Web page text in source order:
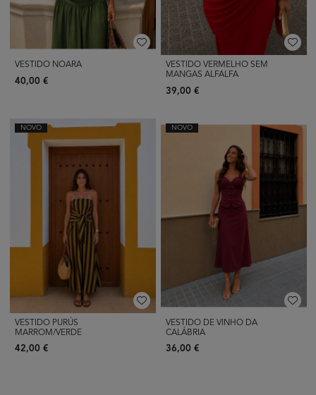
VESTIDO NOARA
40,00 €
VESTIDO VERMELHO SEM
MANGAS ALFALFA
39,00 €
NOVO
VESTIDO PURÚS
MARROM/VERDE
42,00 €
NOVO
VESTIDO DE VINHO DA
CALÁBRIA
36,00 €